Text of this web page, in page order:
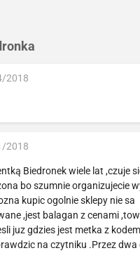
2018
2018
Biedronek wiele lat ,czuje
bo szumnie organizujecie
kupic ogolnie sklepy nie sa
,jest balagan z cenami
juz gdzies jest metka z
na czytniku .Przez dwa